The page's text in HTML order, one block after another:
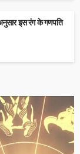
इस रंग के गणपति